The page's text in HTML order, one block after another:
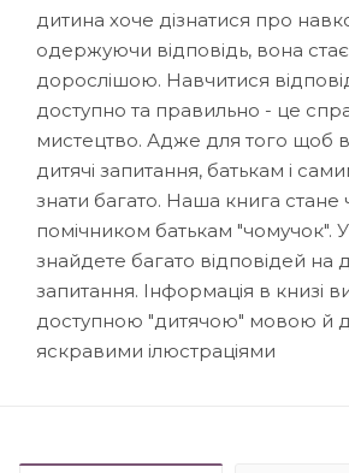
дитина хоче дізнатися про
одержуючи відповідь, вона
дорослішою. Навчитися
доступно та правильно - це
мистецтво. Адже для того щоб
дитячі запитання, батькам і
знати багато. Наша книга стане
помічником батькам "чомучок".
знайдете багато відповідей на
запитання. Інформація в книзі
доступною "дитячою" мовою й
яскравими ілюстраціями